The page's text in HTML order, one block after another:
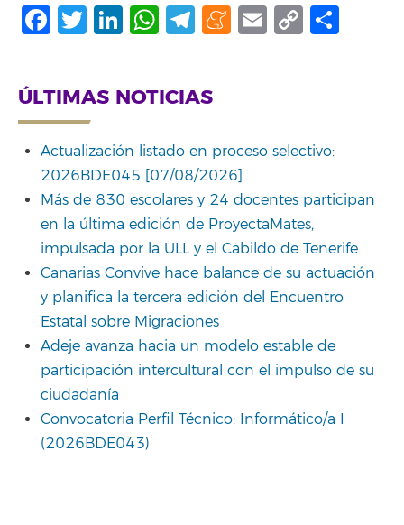
Facebook
Twitter
LinkedIn
WhatsApp
Telegram
Meneame
Email
Copy
ÚLTIMAS NOTICIAS
Actualización listado en proceso selectivo:
2026BDE045 [07/08/2026]
Más de 830 escolares y 24 docentes participan
en la última edición de ProyectaMates,
impulsada por la ULL y el Cabildo de Tenerife
Canarias Convive hace balance de su actuación
y planifica la tercera edición del Encuentro
Estatal sobre Migraciones
Adeje avanza hacia un modelo estable de
participación intercultural con el impulso de su
ciudadanía
Convocatoria Perfil Técnico: Informático/a I
(2026BDE043)